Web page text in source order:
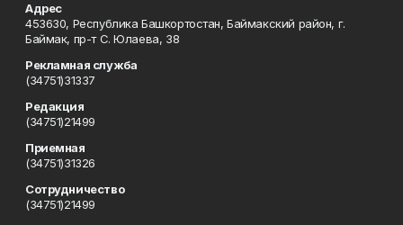
Адрес
453630, Республика Башкортостан, Баймакский район, г.
Баймак, пр-т С. Юлаева, 38
Рекламная служба
(34751)31337
Редакция
(34751)21499
Приемная
(34751)31326
Сотрудничество
(34751)21499